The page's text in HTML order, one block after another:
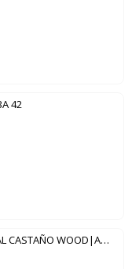
42
CABECERA SEVILLA MOVAL CASTAÑO WOOD|AVELLANA WOOD